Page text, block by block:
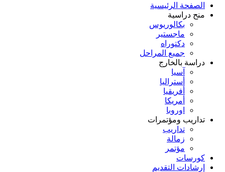
الصفحة الرئيسية
منح دراسية
بكالوريوس
ماجستير
دكتوراه
جميع المراحل
دراسة بالخارج
آسيا
أستراليا
أفريقيا
أمريكا
اوروبا
تداريب ومؤتمرات
تداريب
زمالة
مؤتمر
كورسات
إرشادات التقديم